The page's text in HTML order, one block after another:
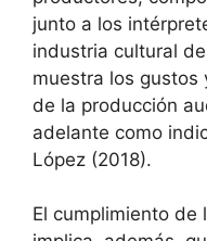
junto a los
industria cultural
muestra los gustos
de la producción
adelante como
López (2018).
El cumplimiento de